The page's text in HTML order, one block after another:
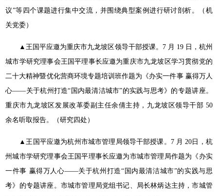
议”等四个课题进行集中交流， 并围绕典型案例进行研讨剖析。（机
关党委）
▲王国平应邀为重庆市九龙坡区领导干部授课。7 月 19 日， 杭州
城市学研究理事会王国平理事长应邀为重庆市九龙坡区学习贯彻党的
二十大精神暨优化营商环境专题培训班作题为《办实一件事 赢得万人
心——关于杭州打造“国内最清洁城市”的实践与思考》的专题讲座。
重庆市九龙坡区发展改革委副主任余倩主持，九龙坡区领导干部 50
余名听取报告。（研究四处）
▲王国平应邀为杭州市城市管理局领导干部授课。7 月 20 日，杭
州城市学研究理事会王国平理事长应邀为市城市管理局作题为《办实
一件事 赢得万人心——关于杭州打造“国内最清洁城市”的实践与思
考》的专题讲座。市城市管理局党组书记、局长林炳达主持，市城管